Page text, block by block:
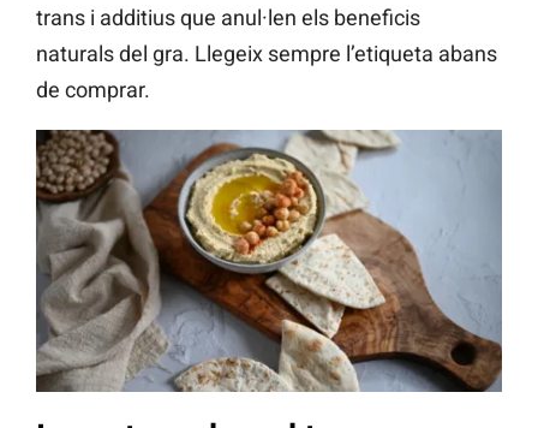
trans i additius que anul·len els beneficis
naturals del gra. Llegeix sempre l’etiqueta abans
de comprar.